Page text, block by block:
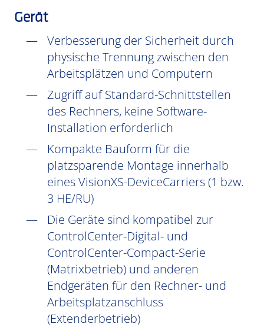
Gerät
Verbesserung der Sicherheit durch
physische Trennung zwischen den
Arbeitsplätzen und Computern
Zugriff auf Standard-Schnittstellen
des Rechners, keine Software-
Installation erforderlich
Kompakte Bauform für die
platzsparende Montage innerhalb
eines VisionXS-DeviceCarriers (1 bzw.
3 HE/RU)
Die Geräte sind kompatibel zur
ControlCenter-Digital- und
ControlCenter-Compact-Serie
(Matrixbetrieb) und anderen
Endgeräten für den Rechner- und
Arbeitsplatzanschluss
(Extenderbetrieb)